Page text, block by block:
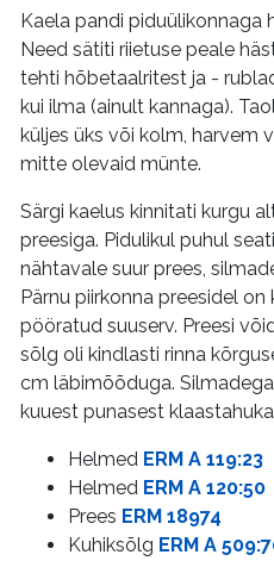
Kaela pandi piduülikonnaga
Need sätiti riietuse peale
tehti hõbetaalritest ja -
kui ilma (ainult kannaga).
küljes üks või kolm, harvem
mitte olevaid münte.
Särgi kaelus kinnitati kurgu
preesiga. Pidulikul puhul
nähtavale suur prees,
Pärnu piirkonna preesidel
pööratud suuserv. Preesi
sõlg oli kindlasti rinna
cm läbimõõduga.
kuuest punasest
Helmed ERM A 119:23
Helmed ERM A 120:50
Prees ERM 18974
Kuhiksõlg ERM A